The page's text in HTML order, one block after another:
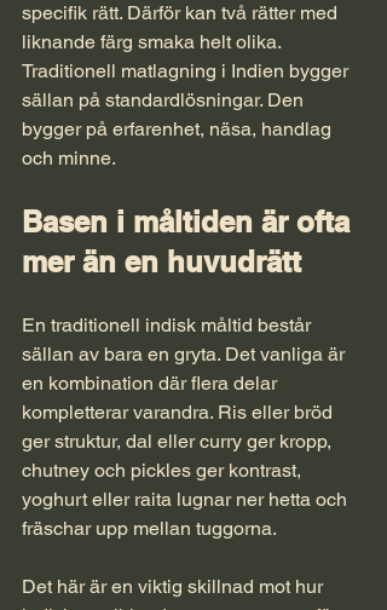
specifik rätt. Därför kan två rätter med
liknande färg smaka helt olika.
Traditionell matlagning i Indien bygger
sällan på standardlösningar. Den
bygger på erfarenhet, näsa, handlag
och minne.
Basen i måltiden är ofta
mer än en huvudrätt
En traditionell indisk måltid består
sällan av bara en gryta. Det vanliga är
en kombination där flera delar
kompletterar varandra. Ris eller bröd
ger struktur, dal eller curry ger kropp,
chutney och pickles ger kontrast,
yoghurt eller raita lugnar ner hetta och
fräschar upp mellan tuggorna.
Det här är en viktig skillnad mot hur